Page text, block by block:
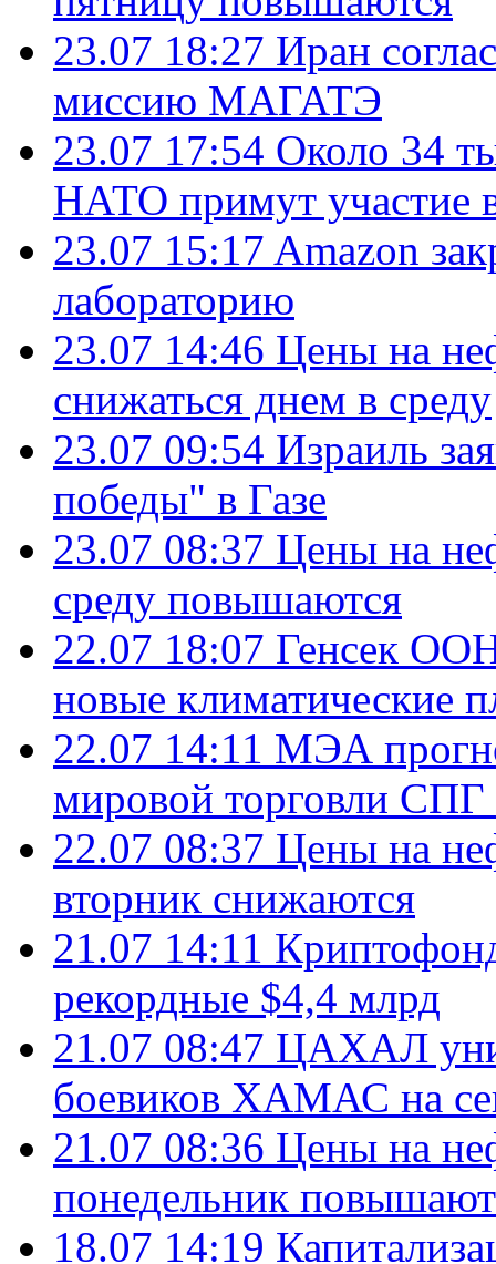
23.07 18:27 Иран
миссию МАГАТЭ
23.07 17:54 Около 34
НАТО примут участие
23.07 15:17 Amazon
лабораторию
23.07 14:46 Цены на
снижаться днем в среду
23.07 09:54 Израиль
победы" в Газе
23.07 08:37 Цены на
среду повышаются
22.07 18:07 Генсек ООН
новые климатические
22.07 14:11 МЭА
мировой торговли СПГ
22.07 08:37 Цены на
вторник снижаются
21.07 14:11
рекордные $4,4 млрд
21.07 08:47 ЦАХАЛ
боевиков ХАМАС на
21.07 08:36 Цены на
понедельник
18.07 14:19